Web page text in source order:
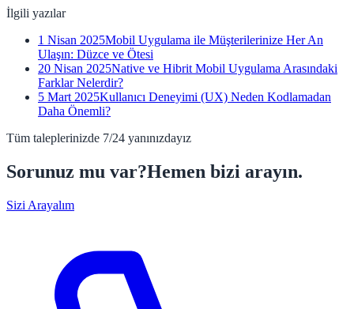
İlgili yazılar
1 Nisan 2025Mobil Uygulama ile Müşterilerinize Her An
Ulaşın: Düzce ve Ötesi
20 Nisan 2025Native ve Hibrit Mobil Uygulama Arasındaki
Farklar Nelerdir?
5 Mart 2025Kullanıcı Deneyimi (UX) Neden Kodlamadan
Daha Önemli?
Tüm taleplerinizde 7/24 yanınızdayız
Sorunuz mu var?Hemen bizi arayın.
Sizi Arayalım